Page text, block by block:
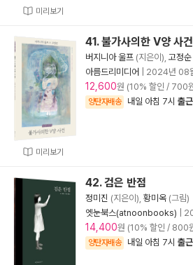
미리보기
미리보기
41. 불가사의한 V양 사건
버지니아 울프 (지은이), 고정순
아름드리미디어
2024년 08
12,600원 (10% 할인 / 700
양탄자배송 내일 아침 7시 출
42. 검은 반점
정미진 (지은이), 황미옥 (그림)
엣눈북스(atnoonbooks)
14,400원 (10% 할인 / 800
양탄자배송 내일 아침 7시 출